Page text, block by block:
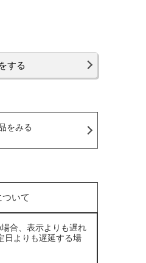
する
をみる
いて
合、表示よりも遅れ
日よりも遅延する場